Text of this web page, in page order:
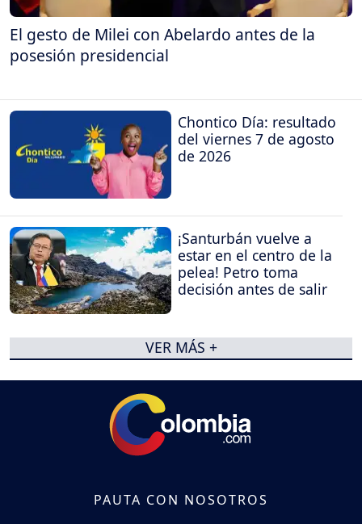
El gesto de Milei con Abelardo antes de la
posesión presidencial
Chontico Día: resultado
del viernes 7 de agosto
de 2026
¡Santurbán vuelve a
estar en el centro de la
pelea! Petro toma
decisión antes de salir
VER MÁS +
PAUTA CON NOSOTROS